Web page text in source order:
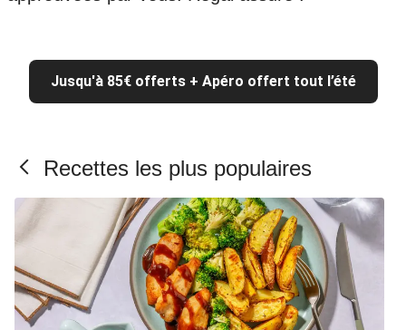
Jusqu'à 85€ offerts + Apéro offert tout l’été
Recettes les plus populaires